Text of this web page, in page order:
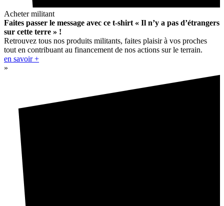
Acheter militant
Faites passer le message avec ce t-shirt « Il n’y a pas d’étrangers
sur cette terre » !
Retrouvez tous nos produits militants, faites plaisir à vos proches
tout en contribuant au financement de nos actions sur le terrain.
en savoir +
»